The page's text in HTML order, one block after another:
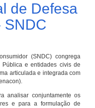
de Defesa
SNDC
(SNDC) congrega
Pública e entidades civis de
articulada e integrada com
analisar conjuntamente os
e para a formulação de